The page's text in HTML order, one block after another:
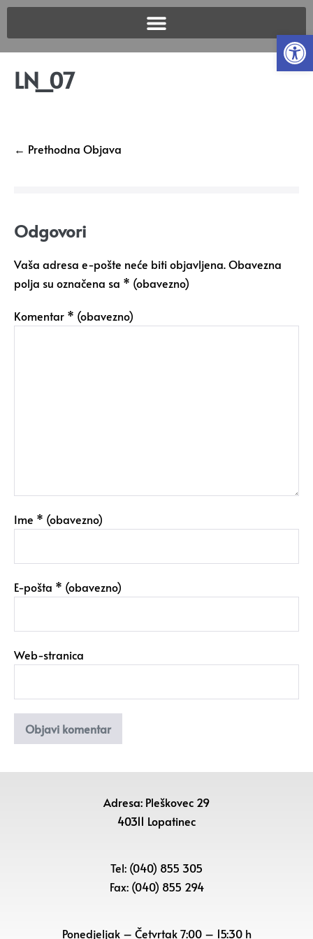
LN_07
← Prethodna Objava
Odgovori
Vaša adresa e-pošte neće biti objavljena.Obavezna
polja su označena sa * (obavezno)
Komentar * (obavezno)
Ime * (obavezno)
E-pošta * (obavezno)
Web-stranica
Adresa: Pleškovec 29
40311 Lopatinec
Tel: (040) 855 305
Fax: (040) 855 294
Ponedjeljak – Četvrtak 7:00 – 15:30 h